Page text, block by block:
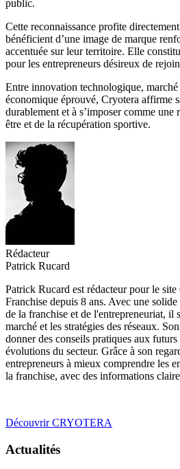
public.
Cette reconnaissance profite
bénéficient d’une image de marque
accentuée sur leur territoire. Elle
pour les entrepreneurs désireux de
Entre innovation technologique,
économique éprouvé, Cryotera affirme
durablement et à s’imposer comme une
être et de la récupération sportive.
Rédacteur
Patrick Rucard
Patrick Rucard est rédacteur pour le
Franchise depuis 8 ans. Avec une
de la franchise et de l'entrepreneuriat, il
marché et les stratégies des réseaux.
donner des conseils pratiques aux
évolutions du secteur. Grâce à son
entrepreneurs à mieux comprendre les
la franchise, avec des informations
Découvrir CRYOTERA
Actualités